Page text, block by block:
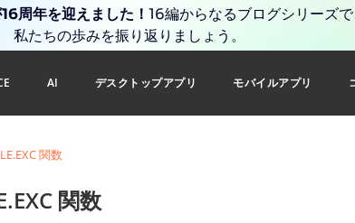
周年を迎えました！ 16編からなるブログシリーズで
私たちの歩みを振り返りましょう。
AI デスクトップアプリ モバイルアプリ
関数
関数